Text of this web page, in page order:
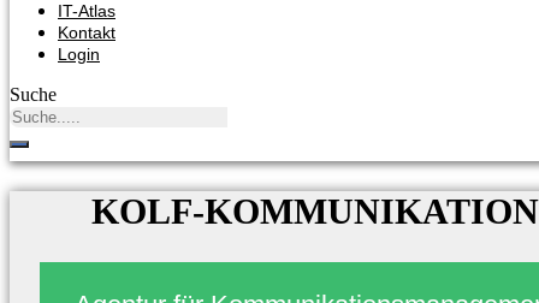
IT-Atlas
Kontakt
Login
Suche
KOLF-KOMMUNIKATION